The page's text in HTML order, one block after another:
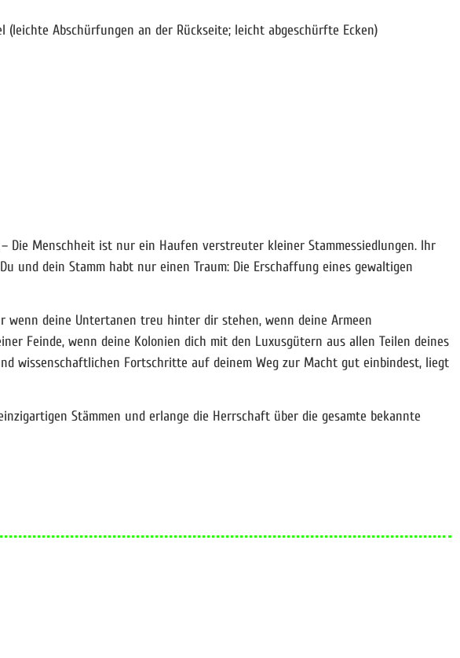
(leichte Abschürfungen an der Rückseite; leicht abgeschürfte Ecken)
Die Menschheit ist nur ein Haufen verstreuter kleiner Stammessiedlungen. Ihr
und dein Stamm habt nur einen Traum: Die Erschaffung eines gewaltigen
wenn deine Untertanen treu hinter dir stehen, wenn deine Armeen
Feinde, wenn deine Kolonien dich mit den Luxusgütern aus allen Teilen deines
wissenschaftlichen Fortschritte auf deinem Weg zur Macht gut einbindest, liegt
Stämmen und erlange die Herrschaft über die gesamte bekannte